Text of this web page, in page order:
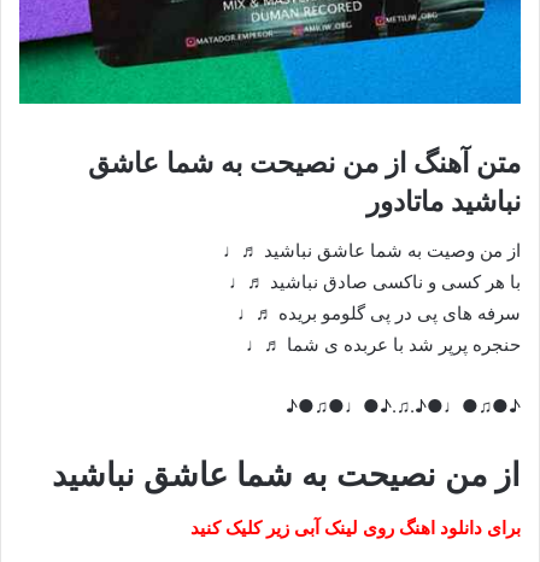
متن آهنگ از من نصیحت به شما عاشق
نباشید ماتادور
از من وصیت به شما عاشق نباشید ♬♩
با هر کسی و ناکسی صادق نباشید ♬♩
سرفه های پی در پی گلومو بریده ♬♩
حنجره پرپر شد با عربده ی شما ♬♩
♪●♫●♩●♪.♫.♪●♩●♫●♪
از من نصیحت به شما عاشق نباشید
برای دانلود اهنگ روی لینک آبی زیر کلیک کنید